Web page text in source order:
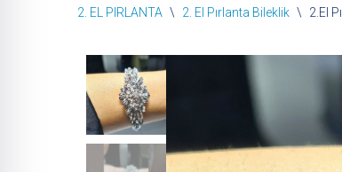
2. EL PIRLANTA \ 2. El Pırlanta Bileklik \ 2.El